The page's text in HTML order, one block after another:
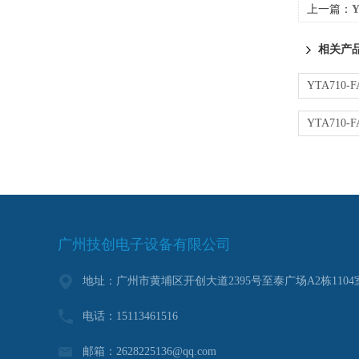
上一篇：
相关产
广州技创电子设备有限公司
地址：广州市黄埔区开创大道2395号至泰广场A2栋1104
电话：15113461516
邮箱：2628225136@qq.com